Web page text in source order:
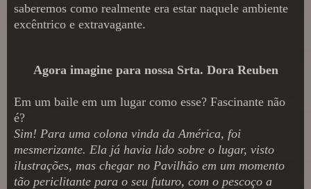
saberemos como realmente era estar naquele ambiente
excêntrico e extravagante.
Agora imagine para nossa Srta. Dora Reuben
Em um baile em um lugar como esse? Fascinante não
é?
Sim! Para uma colona vinda da América, foi
mesmerizante. Ela já havia lido sobre o lugar, visto
ilustrações, mas chegar no Pavilhão em um momento
tão periclitante para o seu futuro, com o pescoço a